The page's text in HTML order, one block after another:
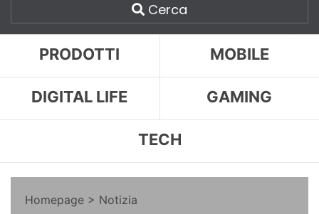
Cerca
PRODOTTI MOBILE
DIGITAL LIFE GAMING
TECH
Homepage > Notizia